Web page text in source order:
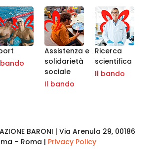
Assistenza e
solidarietà
sociale
Il bando
Ricerca
scientifica
Il bando
BARONI | Via Arenula 29, 00186
– Roma | Privacy Policy